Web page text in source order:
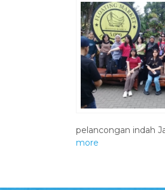
pelancongan indah
more